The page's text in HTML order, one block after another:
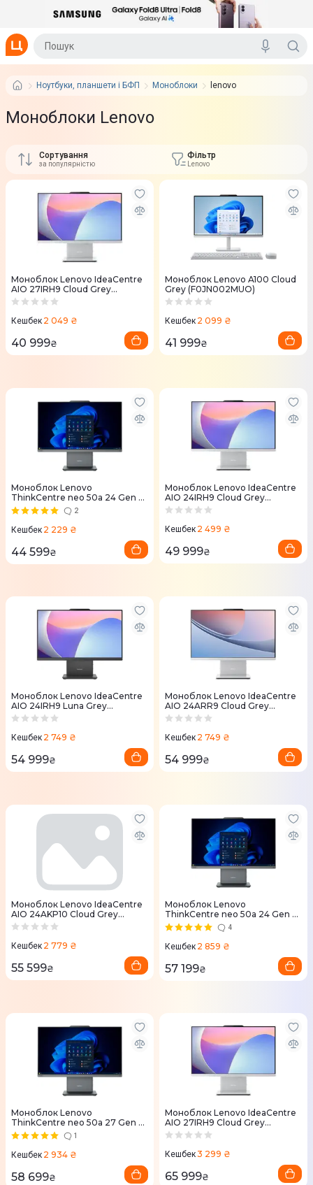
Ноутбуки, планшети і БФП Моноблоки lenovo
Моноблоки Lenovo
Сортування
за популярністю
Фільтр
Lenovo
Моноблок Lenovo IdeaCentre
AIO 27IRH9 Cloud Grey
(F0HM00FDUO)
Кешбек 2 049 ₴
40 999₴
Моноблок Lenovo A100 Cloud
Grey (F0JN002MUO)
Кешбек 2 099 ₴
41 999₴
Моноблок Lenovo
ThinkCentre neo 50a 24 Gen 5
Luna Grey (12SC000PUI)
2
Кешбек 2 229 ₴
44 599₴
Моноблок Lenovo IdeaCentre
AIO 24IRH9 Cloud Grey
(F0HN008YUO)
Кешбек 2 499 ₴
49 999₴
Моноблок Lenovo IdeaCentre
AIO 24IRH9 Luna Grey
(F0HN00Y8UO)
Кешбек 2 749 ₴
54 999₴
Моноблок Lenovo IdeaCentre
AIO 24ARR9 Cloud Grey
(F0HR00BQUO)
Кешбек 2 749 ₴
54 999₴
Моноблок Lenovo IdeaCentre
AIO 24AKP10 Cloud Grey
(F0JC001BUO)
Кешбек 2 779 ₴
55 599₴
Моноблок Lenovo
ThinkCentre neo 50a 24 Gen 5
Luna Grey (12SC000RUI)
4
Кешбек 2 859 ₴
57 199₴
Моноблок Lenovo
ThinkCentre neo 50a 27 Gen 5
Luna Grey (12SA000MUI)
1
Кешбек 2 934 ₴
58 699₴
Моноблок Lenovo IdeaCentre
AIO 27IRH9 Cloud Grey
(F0HM00WBUO)
Кешбек3 299 ₴
65 999₴